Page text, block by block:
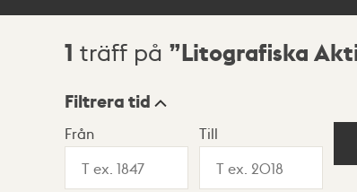
Sökresultat
1 träff på Litografiska
Visningsläge
Filtrera tid
Från Till